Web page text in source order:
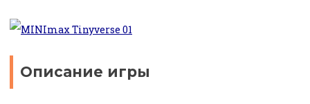
Описание игры